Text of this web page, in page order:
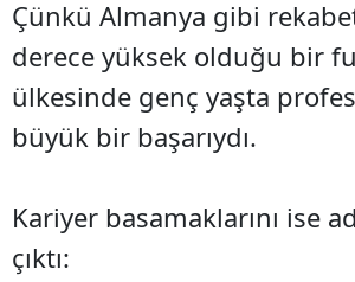
Çünkü Almanya gibi
derece yüksek olduğu bir
ülkesinde genç yaşta
büyük bir başarıydı.
Kariyer basamaklarını ise
çıktı: